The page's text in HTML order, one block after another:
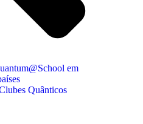
em
Quânticos